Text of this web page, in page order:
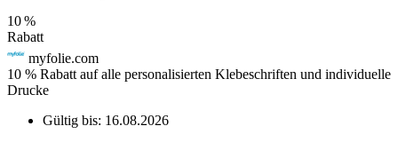
10 %
Rabatt
myfolie.com
10 % Rabatt auf alle personalisierten Klebeschriften und individuelle
Drucke
Gültig bis: 16.08.2026